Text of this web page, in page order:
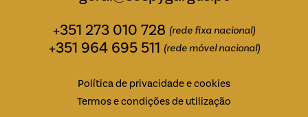
+351 273 010 728 (rede fixa nacional)
+351 964 695 511 (rede móvel nacional)
Política de privacidade e cookies
Termos e condições de utilização